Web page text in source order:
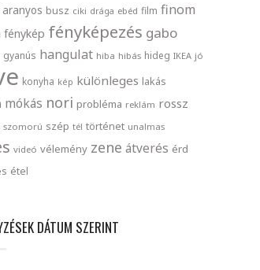
aranyos busz ciki drága ebéd film finom
fénykép fényképezés gabo
gyanús hangulat hiba hibás hideg IKEA jó
konyha kép különleges lakás
mókás nori probléma reklám rossz
szomorú szép tél történet unalmas
videó vélemény zene átverés érd
étel
DÁTUM SZERINT